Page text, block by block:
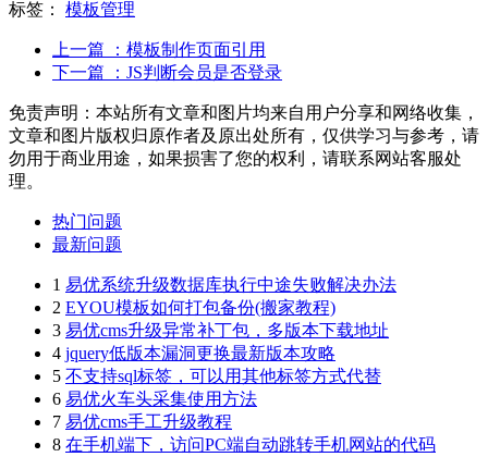
标签： 模板管理
上一篇
：模板制作页面引用
下一篇
：JS判断会员是否登录
免责声明：本站所有文章和图片均来自用户分享和网络收集，
文章和图片版权归原作者及原出处所有，仅供学习与参考，请
勿用于商业用途，如果损害了您的权利，请联系网站客服处
理。
热门问题
最新问题
1 易优系统升级数据库执行中途失败解决办法
2 EYOU模板如何打包备份(搬家教程)
3 易优cms升级异常补丁包，多版本下载地址
4 jquery低版本漏洞更换最新版本攻略
5 不支持sql标签，可以用其他标签方式代替
6 易优火车头采集使用方法
7 易优cms手工升级教程
8 在手机端下，访问PC端自动跳转手机网站的代码